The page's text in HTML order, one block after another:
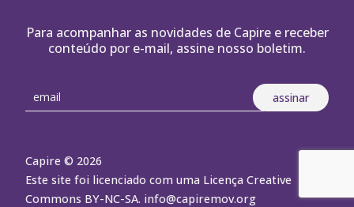
Para acompanhar as novidades de Capire e receber
conteúdo por e-mail, assine nosso boletim.
Capire © 2026
Este site foi licenciado com uma Licença Creative
Commons BY-NC-SA. info@capiremov.org